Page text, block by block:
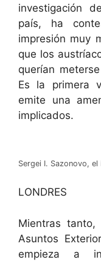
investigación
país, ha
impresión muy
que los
querían
Es la primera
emite una
implicados.
Sergei I. Sazonovo,
LONDRES
Mientras
Asuntos
empieza a